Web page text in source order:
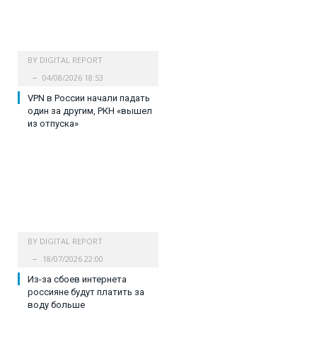
BY DIGITAL REPORT
04/08/2026 18:53
VPN в России начали падать
один за другим, РКН «вышел
из отпуска»
BY DIGITAL REPORT
18/07/2026 22:00
Из-за сбоев интернета
россияне будут платить за
воду больше